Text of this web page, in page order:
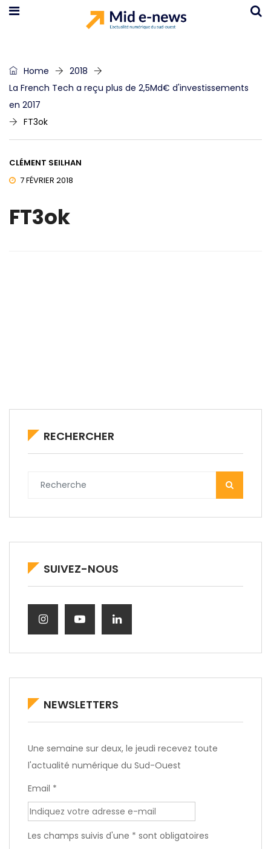
Home
2018
La French Tech a reçu plus de 2,5Md€ d'investissements
en 2017
FT3ok
CLÉMENT SEILHAN
7 FÉVRIER 2018
FT3ok
RECHERCHER
SUIVEZ-NOUS
NEWSLETTERS
Une semaine sur deux, le jeudi recevez toute
l'actualité numérique du Sud-Ouest
Email *
Les champs suivis d'une * sont obligatoires